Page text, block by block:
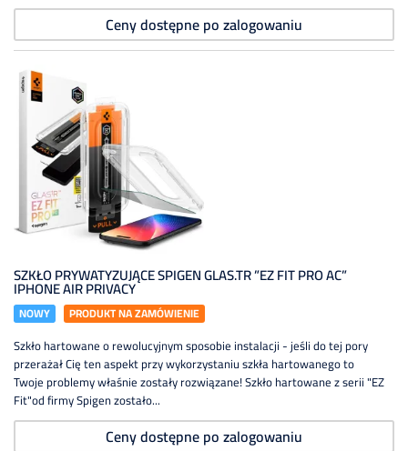
Ceny dostępne po zalogowaniu
SZKŁO PRYWATYZUJĄCE SPIGEN GLAS.TR ”EZ FIT PRO AC”
IPHONE AIR PRIVACY
NOWY PRODUKT NA ZAMÓWIENIE
Szkło hartowane o rewolucyjnym sposobie instalacji - jeśli do tej pory
przerażał Cię ten aspekt przy wykorzystaniu szkła hartowanego to
Twoje problemy właśnie zostały rozwiązane! Szkło hartowane z serii "EZ
Fit"od firmy Spigen zostało...
Ceny dostępne po zalogowaniu